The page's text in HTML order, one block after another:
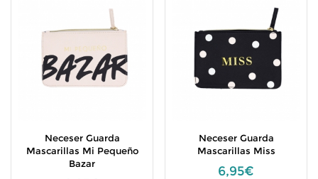
Neceser Guarda
Mascarillas Mi Pequeño
Bazar
Neceser Guarda
Mascarillas Miss
6,95€